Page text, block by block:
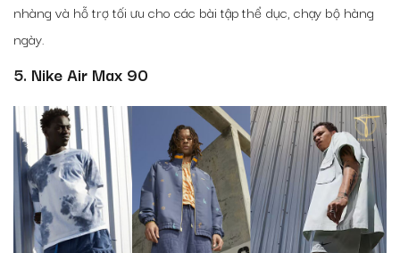
nhàng và hỗ trợ tối ưu cho các bài tập thể dục, chạy bộ hàng
ngày.
5. Nike Air Max 90